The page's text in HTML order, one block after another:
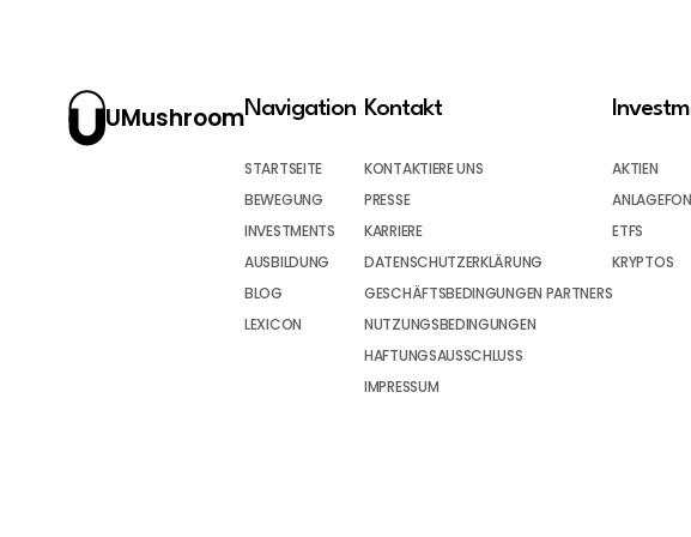
UMushroomNavigation
STARTSEITE
BEWEGUNG
INVESTMENTS
AUSBILDUNG
BLOG
LEXICON
Kontakt
KONTAKTIERE UNS
PRESSE
KARRIERE
DATENSCHUTZERKLÄRUNG
GESCHÄFTSBEDINGUNGEN PARTNERS
NUTZUNGSBEDINGUNGEN
HAFTUNGSAUSSCHLUSS
IMPRESSUM
AKTIEN
ETFS
KRYPTOS